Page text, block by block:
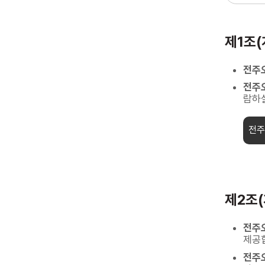
제1조
전주
전주
람하
전
제2조
전주
제공
전주